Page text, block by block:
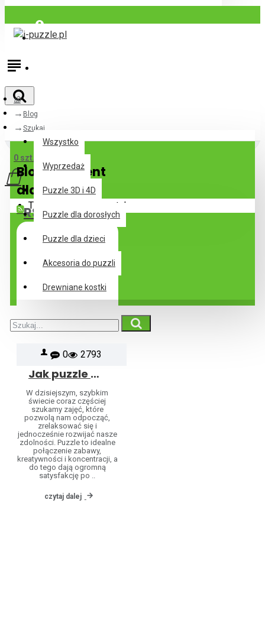
Zaloguj się
Wszystko
Wszystko
Wyprzedaż
Puzzle 3D i 4D
Puzzle dla dorosłych
Puzzle dla dzieci
Akcesoria do puzzli
Drewniane kostki
0 szt. - 0zl
Twój koszyk jest pusty!
Blog
Szukaj
Blog - prezent
dla dzieci
RSS Feed
0 2793
Jak puzzle pomagają rozwijać kreatywność, koncentrację i relaks dla wszystkich grup wiekowych
W dzisiejszym, szybkim
świecie coraz częściej
szukamy zajęć, które
pozwolą nam odpocząć,
zrelaksować się i
jednocześnie rozwijać nasze
zdolności. Puzzle to idealne
połączenie zabawy,
kreatywności i koncentracji, a
do tego dają ogromną
satysfakcję po ..
czytaj dalej